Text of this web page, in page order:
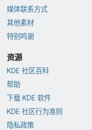
媒体联系方式
其他素材
特别鸣谢
资源
KDE 社区百科
帮助
下载 KDE 软件
KDE 社区行为准则
隐私政策